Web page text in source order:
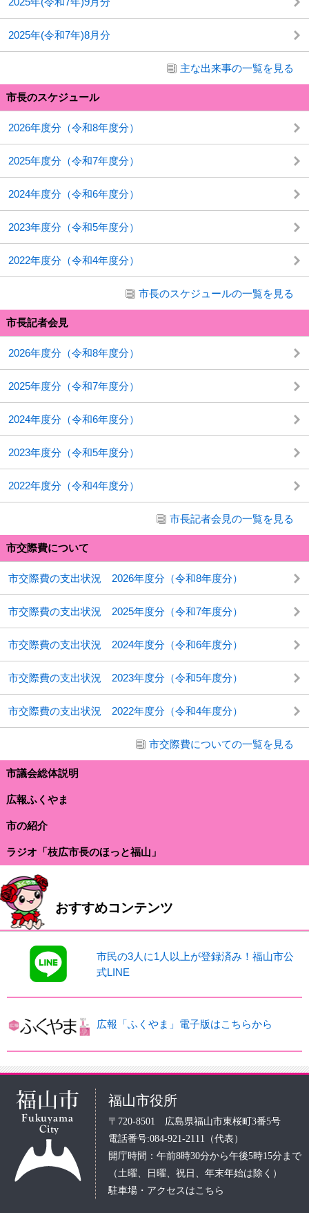
2025年(令和7年)8月分
主な出来事の一覧を見る
市長のスケジュール
2026年度分（令和8年度分）
2025年度分（令和7年度分）
2024年度分（令和6年度分）
2023年度分（令和5年度分）
2022年度分（令和4年度分）
市長のスケジュールの一覧を見る
市長記者会見
2026年度分（令和8年度分）
2025年度分（令和7年度分）
2024年度分（令和6年度分）
2023年度分（令和5年度分）
2022年度分（令和4年度分）
市長記者会見の一覧を見る
市交際費について
市交際費の支出状況 2026年度分（令和8年度分）
市交際費の支出状況 2025年度分（令和7年度分）
市交際費の支出状況 2024年度分（令和6年度分）
市交際費の支出状況 2023年度分（令和5年度分）
市交際費の支出状況 2022年度分（令和4年度分）
市交際費についての一覧を見る
市議会総体説明
広報ふくやま
市の紹介
ラジオ「枝広市長のほっと福山」
おすすめコンテンツ
市民の3人に1人以上が登録済み！福山市公
式LINE
広報「ふくやま」電子版はこちらから
福山市役所
〒720-8501 広島県福山市東桜町3番5号
電話番号:084-921-2111（代表）
開庁時間：午前8時30分から午後5時15分まで
（土曜、日曜、祝日、年末年始は除く）
駐車場・アクセスはこちら